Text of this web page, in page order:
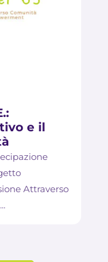
e il
Attraverso